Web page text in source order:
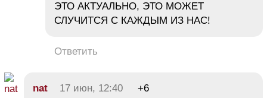
ЭТО АКТУАЛЬНО, ЭТО МОЖЕТ
СЛУЧИТСЯ С КАЖДЫМ ИЗ НАС!
Ответить
nat 17 июн, 12:40
+6